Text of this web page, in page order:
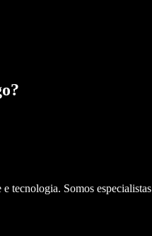
?
tecnologia. Somos